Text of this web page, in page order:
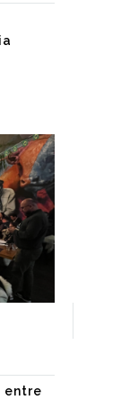
entre